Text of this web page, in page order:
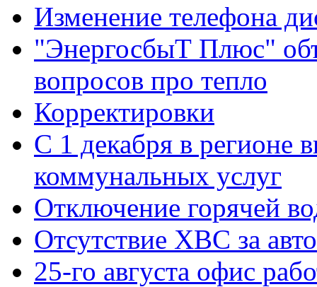
Изменение телефона
"ЭнергосбыТ Плюс"
вопросов про тепло
Корректировки
С 1 декабря в регионе
коммунальных услуг
Отключение горячей
Отсутствие ХВС за
25-го августа офис